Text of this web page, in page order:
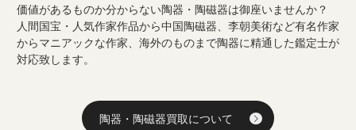
価値があるものか分からない陶器・陶磁器は御座いませんか？
人間国宝・人気作家作品から中国陶磁器、李朝美術など有名作家
からマニアックな作家、海外のものまで陶器に精通した鑑定士が
対応致します。
陶器・陶磁器買取について